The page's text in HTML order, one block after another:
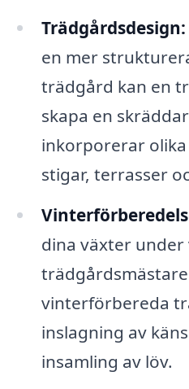
Trädgårdsdesign:
en mer
trädgård kan en
skapa en
inkorporerar
stigar, terrasser
dina växter
vinterförbereda
inslagning av
insamling av löv.